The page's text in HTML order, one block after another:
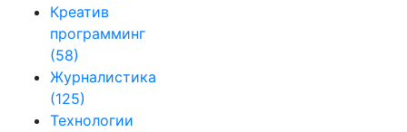
Креатив
программинг
(58)
Журналистика
(125)
Технологии